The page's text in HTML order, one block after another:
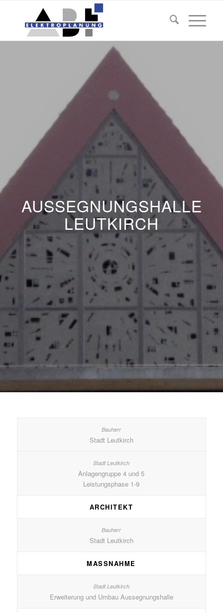
AUSSEGNUNGSHALLE
LEUTKIRCH
Stadt Leutkirch
Anlagengruppe 4 und 5
Leistungsphase 1-9
ARCHITEKT
Stadt Leutkirch
MASSNAHME
Erweiterung und Umbau Aussegnungshalle